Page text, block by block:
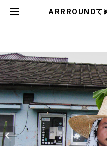
ARRROUND